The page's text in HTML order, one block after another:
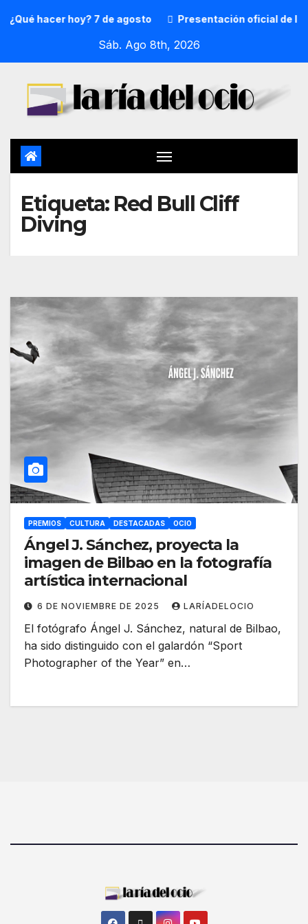
¿Qué hacer hoy? 7 de agosto Presentación oficial de la
Sáb. Ago 8th, 2026
Etiqueta: Red Bull Cliff
Diving
PREMIOS CULTURA DESTACADAS OCIO
Ángel J. Sánchez, proyecta la
imagen de Bilbao en la fotografía
artística internacional
6 DE NOVIEMBRE DE 2025 LARÍADELOCIO
El fotógrafo Ángel J. Sánchez, natural de Bilbao,
ha sido distinguido con el galardón “Sport
Photographer of the Year” en…